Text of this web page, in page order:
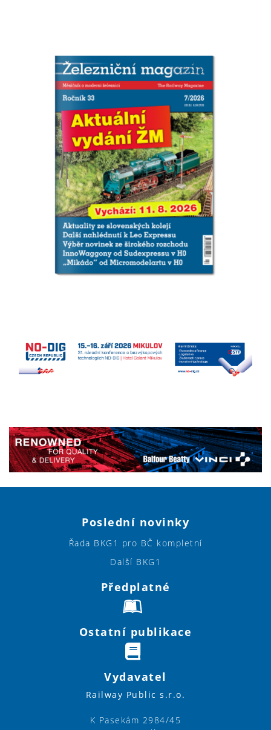
Poslední novinky
Řada BKG1 pro BČ kompletní
Další BKG1
Předplatné
Ostatní publikace
Vydavatel
Railway Public s.r.o.
K Pasekám 2984/45